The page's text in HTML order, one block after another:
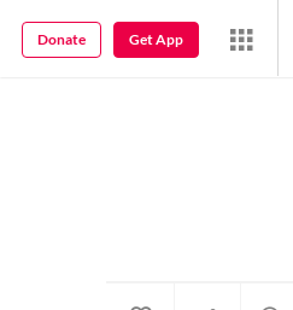
Get App
Donate